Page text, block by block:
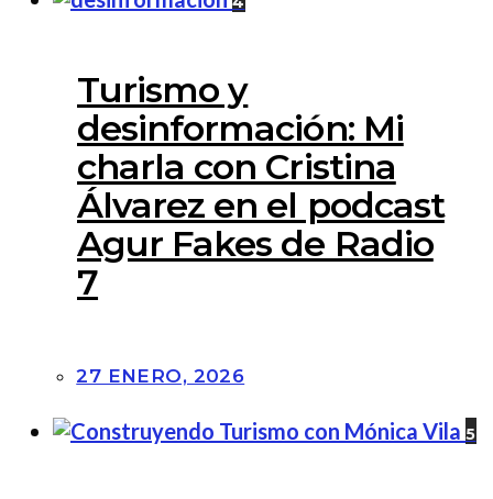
Turismo y
desinformación: Mi
charla con Cristina
Álvarez en el podcast
Agur Fakes de Radio
7
27 ENERO, 2026
5